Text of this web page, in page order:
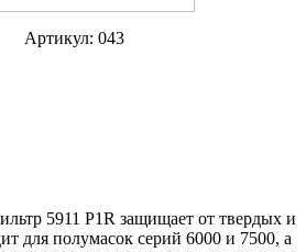
Артикул: 043
5911 P1R защищает от твердых и
для полумасок серий 6000 и 7500, а